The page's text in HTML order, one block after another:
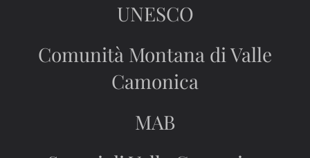
UNESCO
Comunità Montana di Valle
Camonica
MAB